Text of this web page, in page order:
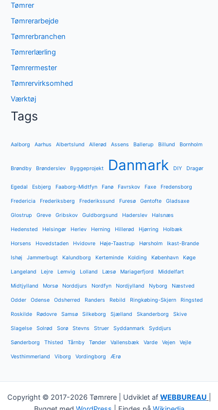
Tømrer
Tømrerarbejde
Tømrerbranchen
Tømrerlærling
Tømrermester
Tømrervirksomhed
Værktøj
Tags
Aalborg Aarhus Albertslund Allerød Assens Ballerup Billund Bornholm
Brøndby Brønderslev Byggeprojekt Danmark DIY Dragør
Egedal Esbjerg Faaborg-Midtfyn Fanø Favrskov Faxe Fredensborg
Fredericia Frederiksberg Frederikssund Furesø Gentofte Gladsaxe
Glostrup Greve Gribskov Guldborgsund Haderslev Halsnæs
Hedensted Helsingør Herlev Herning Hillerød Hjørring Holbæk
Horsens Hovedstaden Hvidovre Høje-Taastrup Hørsholm Ikast-Brande
Ishøj Jammerbugt Kalundborg Kerteminde Kolding København Køge
Langeland Lejre Lemvig Lolland Læsø Mariagerfjord Middelfart
Midtjylland Morsø Norddjurs Nordfyn Nordjylland Nyborg Næstved
Odder Odense Odsherred Randers Rebild Ringkøbing-Skjern Ringsted
Roskilde Rødovre Samsø Silkeborg Sjælland Skanderborg Skive
Slagelse Solrød Sorø Stevns Struer Syddanmark Syddjurs
Sønderborg Thisted Tårnby Tønder Vallensbæk Varde Vejen Vejle
Vesthimmerland Viborg Vordingborg Ærø
Copyright © 2017-2026 Tømrere | Udviklet af WEBBUREAU